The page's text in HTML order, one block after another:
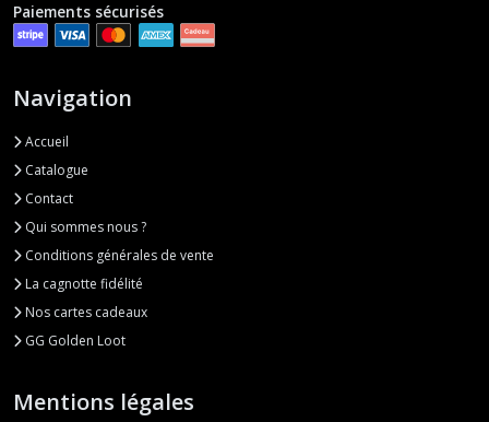
Paiements sécurisés
Navigation
Accueil
Catalogue
Contact
Qui sommes nous ?
Conditions générales de vente
La cagnotte fidélité
Nos cartes cadeaux
GG Golden Loot
Mentions légales